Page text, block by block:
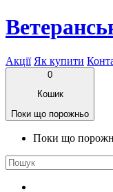
Акції Як купити
0
Кошик
Поки що порожньо
Поки що